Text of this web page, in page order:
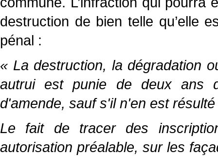
destruction de bien telle qu’elle
pénal :
« La destruction, la dégradation
autrui est punie de deux ans
d'amende, sauf s'il n'en est
Le fait de tracer des
autorisation préalable, sur les